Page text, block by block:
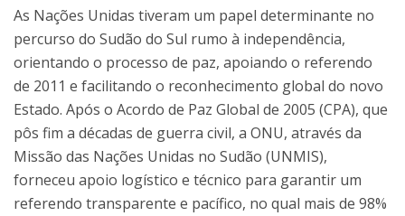
As Nações Unidas tiveram um papel determinante no
percurso do Sudão do Sul rumo à independência,
orientando o processo de paz, apoiando o referendo
de 2011 e facilitando o reconhecimento global do novo
Estado. Após o Acordo de Paz Global de 2005 (CPA), que
pôs fim a décadas de guerra civil, a ONU, através da
Missão das Nações Unidas no Sudão (UNMIS),
forneceu apoio logístico e técnico para garantir um
referendo transparente e pacífico, no qual mais de 98%